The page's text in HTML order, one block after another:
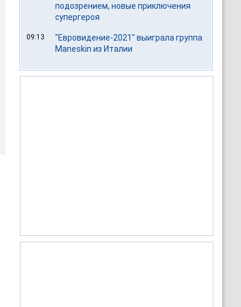
подозрением, новые приключения
супергероя
09:13
"Евровидение-2021" выиграла группа
Maneskin из Италии